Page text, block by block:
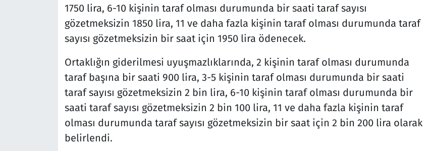
1750 lira, 6-10 kişinin taraf olması durumunda bir saati taraf sayısı
gözetmeksizin 1850 lira, 11 ve daha fazla kişinin taraf olması durumunda taraf
sayısı gözetmeksizin bir saat için 1950 lira ödenecek.
Ortaklığın giderilmesi uyuşmazlıklarında, 2 kişinin taraf olması durumunda
taraf başına bir saati 900 lira, 3-5 kişinin taraf olması durumunda bir saati
taraf sayısı gözetmeksizin 2 bin lira, 6-10 kişinin taraf olması durumunda bir
saati taraf sayısı gözetmeksizin 2 bin 100 lira, 11 ve daha fazla kişinin taraf
olması durumunda taraf sayısı gözetmeksizin bir saat için 2 bin 200 lira olarak
belirlendi.